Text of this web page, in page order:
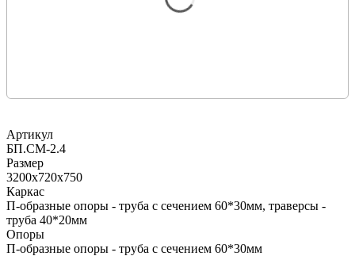
Артикул
БП.СМ-2.4
Размер
3200х720х750
Каркас
П-образные опоры - труба с сечением 60*30мм, траверсы -
труба 40*20мм
Опоры
П-образные опоры - труба с сечением 60*30мм